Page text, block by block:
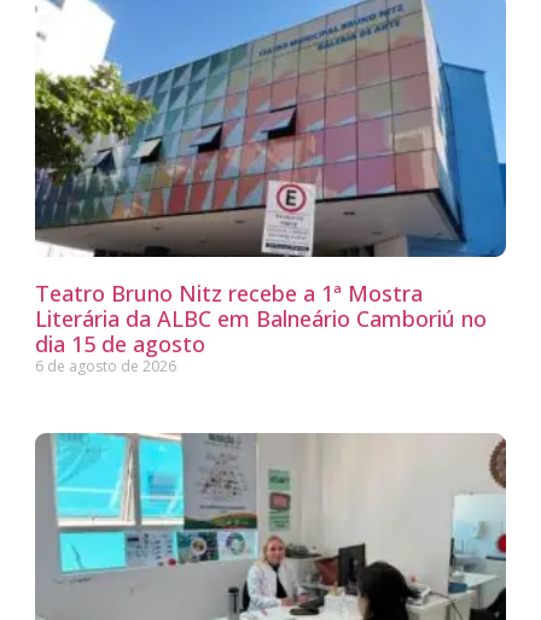
Teatro Bruno Nitz recebe a 1ª Mostra
Literária da ALBC em Balneário Camboriú no
dia 15 de agosto
6 de agosto de 2026